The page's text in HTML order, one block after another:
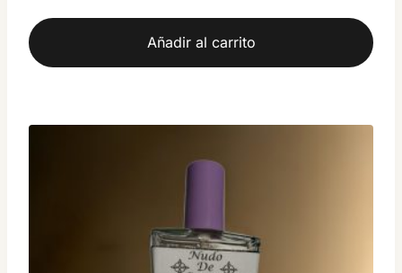
de 5
Añadir al carrito